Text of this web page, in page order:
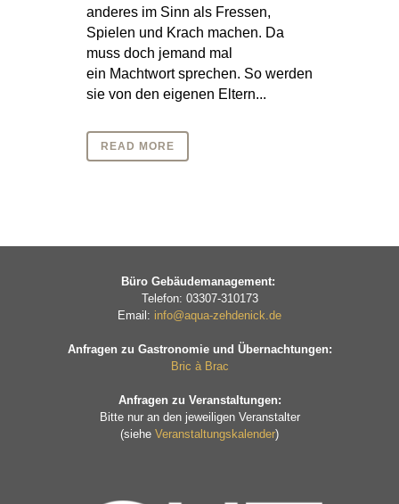
anderes im Sinn als Fressen,
Spielen und Krach machen. Da
muss doch jemand mal
ein Machtwort sprechen. So werden
sie von den eigenen Eltern...
READ MORE
Büro Gebäudemanagement:
Telefon: 03307-310173
Email: info@aqua-zehdenick.de
Anfragen zu Gastronomie und Übernachtungen:
Bric à Brac
Anfragen zu Veranstaltungen:
Bitte nur an den jeweiligen Veranstalter
(siehe Veranstaltungskalender)